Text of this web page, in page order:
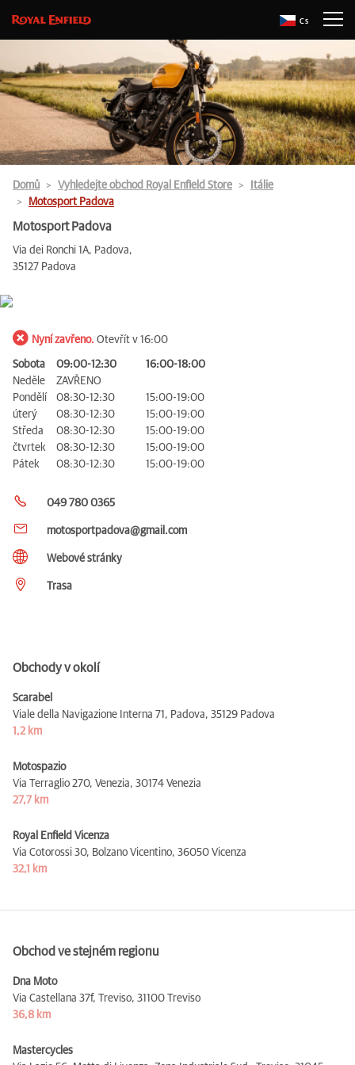
Cs
Domů Vyhledejte obchod Royal Enfield Store
Itálie
Motosport Padova
Motosport Padova
Via dei Ronchi 1A, Padova,
35127 Padova
Nyní zavřeno. Otevřít v 16:00
Sobota 09:00-12:30
16:00-18:00
Neděle
ZAVŘENO
Pondělí
08:30-12:30
15:00-19:00
úterý
08:30-12:30
15:00-19:00
Středa
08:30-12:30
15:00-19:00
čtvrtek
08:30-12:30
15:00-19:00
Pátek
08:30-12:30 15:00-19:00
049 780 0365
motosportpadova@gmail.com
Webové stránky
Trasa
Obchody v okolí
Scarabel
Viale della Navigazione Interna 71, Padova, 35129 Padova
1,2 km
Motospazio
Via Terraglio 270, Venezia, 30174 Venezia
27,7 km
Royal Enfield Vicenza
Via Cotorossi 30, Bolzano Vicentino, 36050 Vicenza
32,1 km
Obchod ve stejném regionu
Dna Moto
Via Castellana 37f, Treviso, 31100 Treviso
36,8 km
Mastercycles